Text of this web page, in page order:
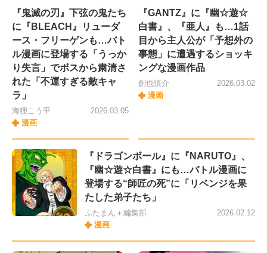
『鬼滅の刃』下弦の鬼たち
に『BLEACH』リューダ
ース・フリーゲンも…バト
ル漫画に登場する「うっか
り失言」でボスから粛清さ
れた「不運すぎる敵キャ
ラ」
海狸こう平
漫画
2026.03.05
『GANTZ』に『幽☆遊☆
白書』、『亜人』も…1話
目から主人公が「予想外の
事態」に遭遇するショッキ
ングな漫画作品
創也慎介
漫画
2026.03.02
『ドラゴンボール』に『NARUTO』、
『幽☆遊☆白書』にも…バトル漫画に
登場する“師匠の死”に「リベンジを果
たした弟子たち」
ふたまん＋編集部
漫画
2026.02.12